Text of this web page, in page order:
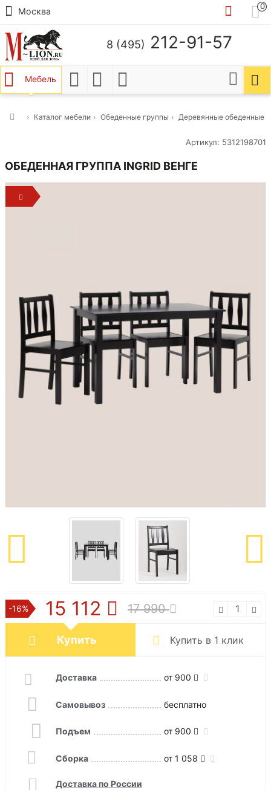
Москва
0
8 (495) 212-91-57
Мебель
Каталог мебели Обеденные группы Деревянные обеденные
Артикул: 5312198701
ОБЕДЕННАЯ ГРУППА INGRID ВЕНГЕ
-16% 15 112 17 990
Купить Купить в 1 клик
Доставка от 900
Самовывоз бесплатно
Подъем от 900
Сборка от 1 058
Доставка по России